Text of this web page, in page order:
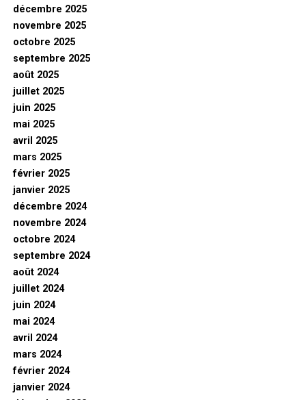
décembre 2025
novembre 2025
octobre 2025
septembre 2025
août 2025
juillet 2025
juin 2025
mai 2025
avril 2025
mars 2025
février 2025
janvier 2025
décembre 2024
novembre 2024
octobre 2024
septembre 2024
août 2024
juillet 2024
juin 2024
mai 2024
avril 2024
mars 2024
février 2024
janvier 2024